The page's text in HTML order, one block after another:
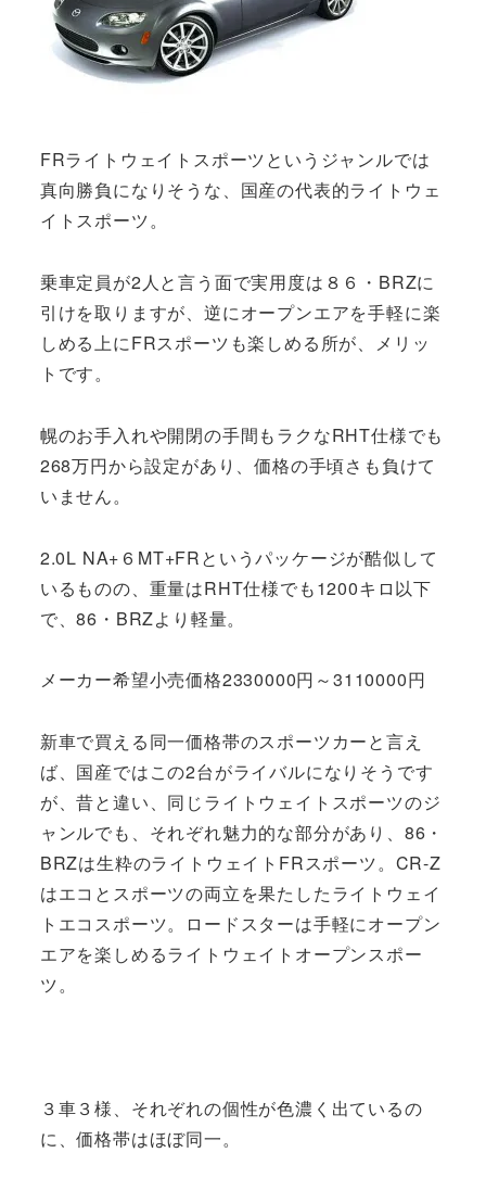
FRライトウェイトスポーツというジャンルでは
真向勝負になりそうな、国産の代表的ライトウェ
イトスポーツ。
乗車定員が2人と言う面で実用度は８６・BRZに
引けを取りますが、逆にオープンエアを手軽に楽
しめる上にFRスポーツも楽しめる所が、メリッ
トです。
幌のお手入れや開閉の手間もラクなRHT仕様でも
268万円から設定があり、価格の手頃さも負けて
いません。
2.0L NA+６MT+FRというパッケージが酷似して
いるものの、重量はRHT仕様でも1200キロ以下
で、86・BRZより軽量。
メーカー希望小売価格2330000円～3110000円
新車で買える同一価格帯のスポーツカーと言え
ば、国産ではこの2台がライバルになりそうです
が、昔と違い、同じライトウェイトスポーツのジ
ャンルでも、それぞれ魅力的な部分があり、86・
BRZは生粋のライトウェイトFRスポーツ。CR-Z
はエコとスポーツの両立を果たしたライトウェイ
トエコスポーツ。ロードスターは手軽にオープン
エアを楽しめるライトウェイトオープンスポー
ツ。
３車３様、それぞれの個性が色濃く出ているの
に、価格帯はほぼ同一。